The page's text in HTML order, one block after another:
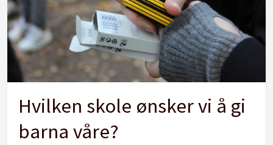
Hvilken skole ønsker vi å gi
barna våre?